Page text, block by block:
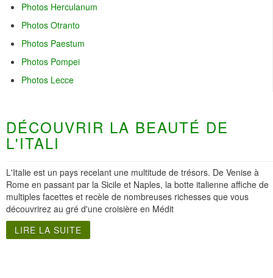
Photos Herculanum
Photos Otranto
Photos Paestum
Photos Pompei
Photos Lecce
DÉCOUVRIR LA BEAUTÉ DE
L'ITALI
L'Italie est un pays recelant une multitude de trésors. De Venise à
Rome en passant par la Sicile et Naples, la botte italienne affiche de
multiples facettes et recèle de nombreuses richesses que vous
découvrirez au gré d'une croisière en Médit
LIRE LA SUITE